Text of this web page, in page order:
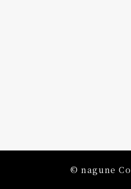
© nagune